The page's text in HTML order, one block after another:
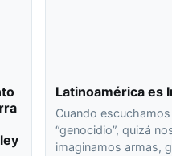
Latinoamérica es
Cuando
“genocidio”, quizá
imaginamos armas,